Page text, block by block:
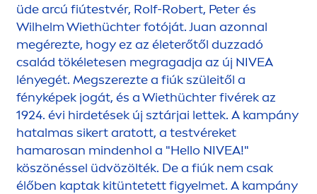
üde arcú fiútestvér, Rolf-Robert, Peter és
Wilhelm Wiethüchter fotóját. Juan azonnal
megérezte, hogy ez az életerőtől duzzadó
család tökéletesen megragadja az új NIVEA
lényegét. Megszerezte a fiúk szüleitől a
fényképek jogát, és a Wiethüchter fivérek az
1924. évi hirdetések új sztárjai lettek. A kampány
hatalmas sikert aratott, a testvéreket
hamarosan mindenhol a "Hello NIVEA!"
köszönéssel üdvözölték. De a fiúk nem csak
élőben kaptak kitüntetett figyelmet. A kampány